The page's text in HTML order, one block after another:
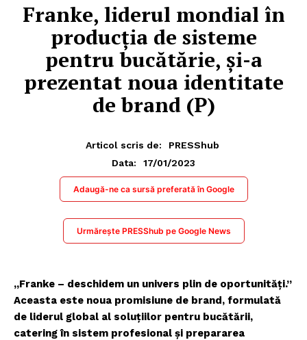
Franke, liderul mondial în
producția de sisteme
pentru bucătărie, și-a
prezentat noua identitate
de brand (P)
Articol scris de:
PRESShub
Data:
17/01/2023
Adaugă-ne ca sursă preferată în Google
Urmărește PRESShub pe Google News
„Franke – deschidem un univers plin de oportunități.”
Aceasta este noua promisiune de brand, formulată
de liderul global al soluțiilor pentru bucătării,
catering în sistem profesional și prepararea